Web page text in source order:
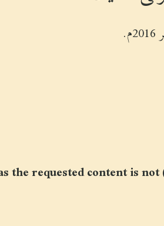
the requested content is